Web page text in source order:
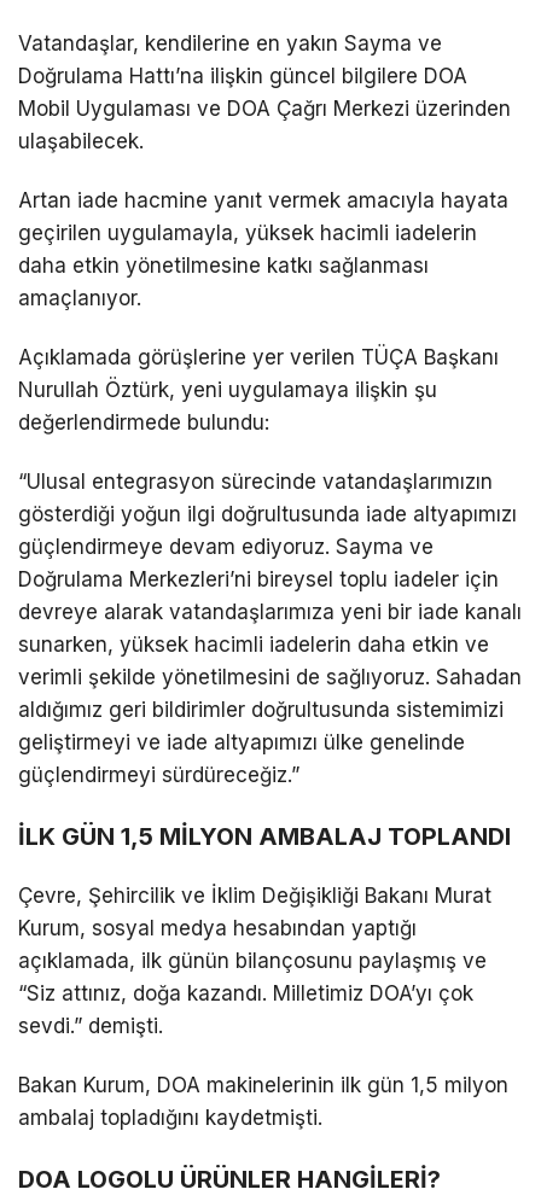
Vatandaşlar, kendilerine en yakın Sayma ve
Doğrulama Hattı’na ilişkin güncel bilgilere DOA
Mobil Uygulaması ve DOA Çağrı Merkezi üzerinden
ulaşabilecek.
Artan iade hacmine yanıt vermek amacıyla hayata
geçirilen uygulamayla, yüksek hacimli iadelerin
daha etkin yönetilmesine katkı sağlanması
amaçlanıyor.
Açıklamada görüşlerine yer verilen TÜÇA Başkanı
Nurullah Öztürk, yeni uygulamaya ilişkin şu
değerlendirmede bulundu:
“Ulusal entegrasyon sürecinde vatandaşlarımızın
gösterdiği yoğun ilgi doğrultusunda iade altyapımızı
güçlendirmeye devam ediyoruz. Sayma ve
Doğrulama Merkezleri’ni bireysel toplu iadeler için
devreye alarak vatandaşlarımıza yeni bir iade kanalı
sunarken, yüksek hacimli iadelerin daha etkin ve
verimli şekilde yönetilmesini de sağlıyoruz. Sahadan
aldığımız geri bildirimler doğrultusunda sistemimizi
geliştirmeyi ve iade altyapımızı ülke genelinde
güçlendirmeyi sürdüreceğiz.”
İLK GÜN 1,5 MİLYON AMBALAJ TOPLANDI
Çevre, Şehircilik ve İklim Değişikliği Bakanı Murat
Kurum, sosyal medya hesabından yaptığı
açıklamada, ilk günün bilançosunu paylaşmış ve
“Siz attınız, doğa kazandı. Milletimiz DOA’yı çok
sevdi.” demişti.
Bakan Kurum, DOA makinelerinin ilk gün 1,5 milyon
ambalaj topladığını kaydetmişti.
DOA LOGOLU ÜRÜNLER HANGİLERİ?